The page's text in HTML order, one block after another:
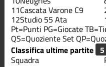
11Cascata Varone C9
12Studio 55 Ata
Pt=Punti PG=Giocate
QS=Quoziente Set
Classifica ultime partite
Squadra